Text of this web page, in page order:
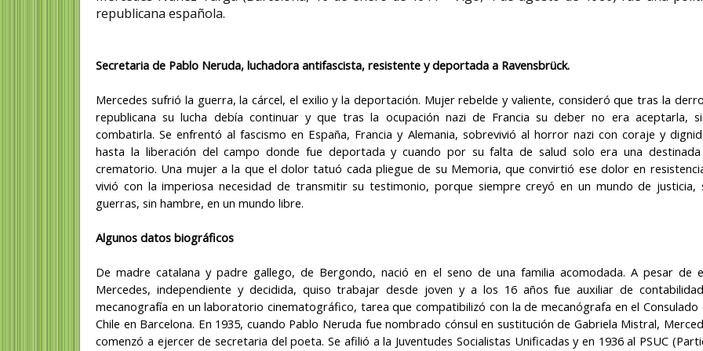
republicana española.
Secretaria de Pablo Neruda, luchadora antifascista, resistente y deportada a Ravensbrück.
Mercedes sufrió la guerra, la cárcel, el exilio y la deportación. Mujer rebelde y valiente, consideró que tras la
republicana su lucha debía continuar y que tras la ocupación nazi de Francia su deber no era aceptarla,
combatirla. Se enfrentó al fascismo en España, Francia y Alemania, sobrevivió al horror nazi con coraje y
hasta la liberación del campo donde fue deportada y cuando por su falta de salud solo era una
crematorio. Una mujer a la que el dolor tatuó cada pliegue de su Memoria, que convirtió ese dolor en
vivió con la imperiosa necesidad de transmitir su testimonio, porque siempre creyó en un mundo de justicia,
guerras, sin hambre, en un mundo libre.
Algunos datos biográficos
De madre catalana y padre gallego, de Bergondo, nació en el seno de una familia acomodada. A pesar de
Mercedes, independiente y decidida, quiso trabajar desde joven y a los 16 años fue auxiliar de
mecanografía en un laboratorio cinematográfico, tarea que compatibilizó con la de mecanógrafa en el Consulado
Chile en Barcelona. En 1935, cuando Pablo Neruda fue nombrado cónsul en sustitución de Gabriela Mistral,
comenzó a ejercer de secretaria del poeta. Se afilió a la Juventudes Socialistas Unificadas y en 1936 al PSUC
psicoanalista, asistente
universitaria argentina
Eva Giberti (Buenos Aires, 21 de
mayo de 1929-Buenos Aires-14 de
diciembre de 2025)) es...
mujeres en
Azah Aziz
Azah binti Syed
/ Norazah Abdul Aziz